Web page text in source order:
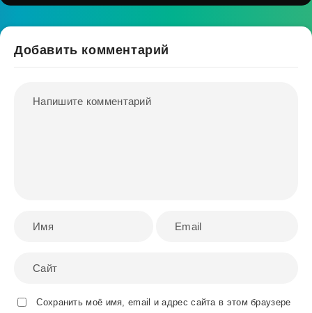
Добавить комментарий
Сохранить моё имя, email и адрес сайта в этом браузере